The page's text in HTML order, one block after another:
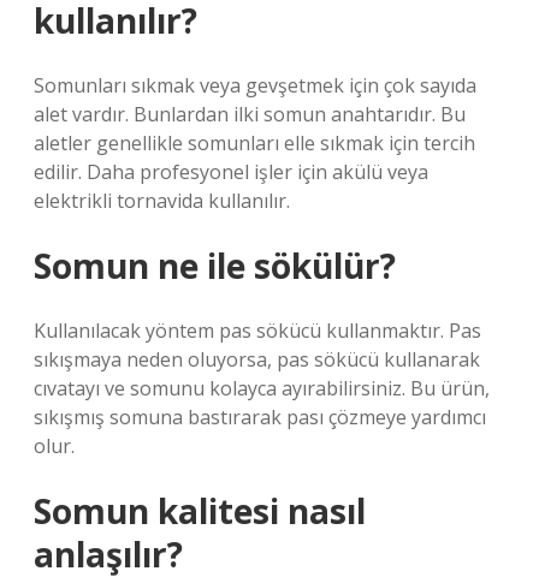
kullanılır?
Somunları sıkmak veya gevşetmek için çok sayıda
alet vardır. Bunlardan ilki somun anahtarıdır. Bu
aletler genellikle somunları elle sıkmak için tercih
edilir. Daha profesyonel işler için akülü veya
elektrikli tornavida kullanılır.
Somun ne ile sökülür?
Kullanılacak yöntem pas sökücü kullanmaktır. Pas
sıkışmaya neden oluyorsa, pas sökücü kullanarak
cıvatayı ve somunu kolayca ayırabilirsiniz. Bu ürün,
sıkışmış somuna bastırarak pası çözmeye yardımcı
olur.
Somun kalitesi nasıl
anlaşılır?